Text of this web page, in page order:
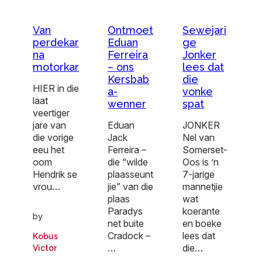
Van
perdekar
na
motorkar
HIER in die
laat
veertiger
jare van
die vorige
eeu het
oom
Hendrik se
vrou…
by
Kobus
Victor
Ontmoet
Eduan
Ferreira
– ons
Kersbab
a-
wenner
Eduan
Jack
Ferreira –
die “wilde
plaasseunt
jie” van die
plaas
Paradys
net buite
Cradock –
…
Sewejari
ge
Jonker
lees dat
die
vonke
spat
JONKER
Nel van
Somerset-
Oos is ’n
7-jarige
mannetjie
wat
koerante
en boeke
lees dat
die…